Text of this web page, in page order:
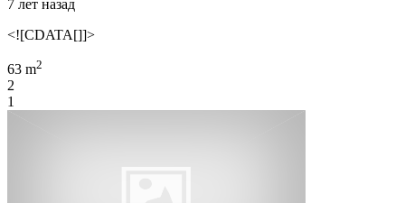
7 лет назад
<![CDATA[]]>
63 m2
2
1